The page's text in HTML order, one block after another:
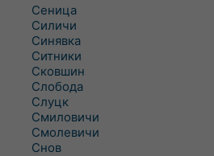
Сеница
Силичи
Синявка
Ситники
Сковшин
Слобода
Слуцк
Смиловичи
Смолевичи
Снов